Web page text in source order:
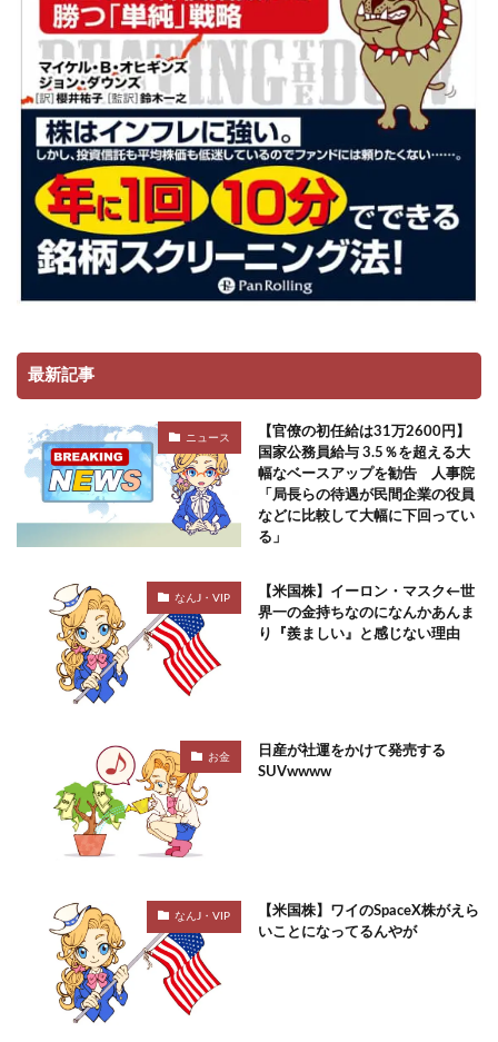
最新記事
ニュース
【官僚の初任給は31万2600円】
国家公務員給与 3.5％を超える大
幅なベースアップを勧告 人事院
「局長らの待遇が民間企業の役員
などに比較して大幅に下回ってい
る」
なんJ・VIP
【米国株】イーロン・マスク←世
界一の金持ちなのになんかあんま
り『羨ましい』と感じない理由
お金
日産が社運をかけて発売する
SUVwwww
なんJ・VIP
【米国株】ワイのSpaceX株がえら
いことになってるんやが